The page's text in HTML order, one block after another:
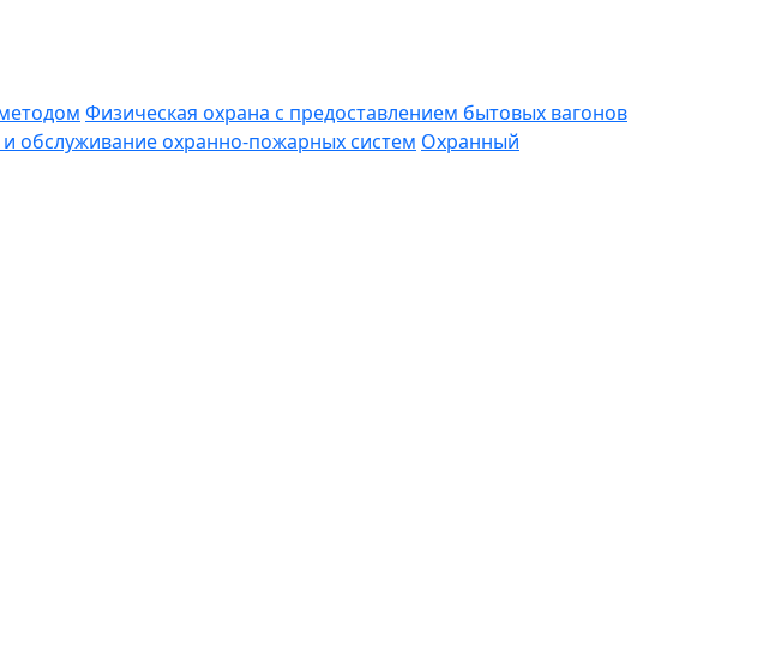
Физическая охрана с предоставлением бытовых вагонов
обслуживание охранно-пожарных систем Охранный